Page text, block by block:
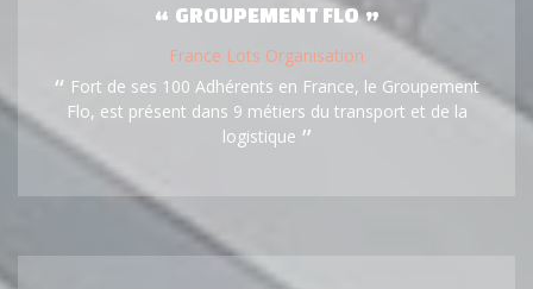
GROUPEMENT FLO
France Lots Organisation
Fort de ses 100 Adhérents en France, le Groupement
Flo, est présent dans 9 métiers du transport et de la
logistique